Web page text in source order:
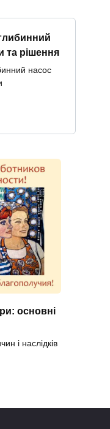
та рішення
насос
основні
і наслідків